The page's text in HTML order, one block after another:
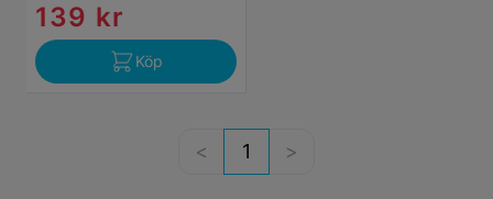
139 kr
Köp
1